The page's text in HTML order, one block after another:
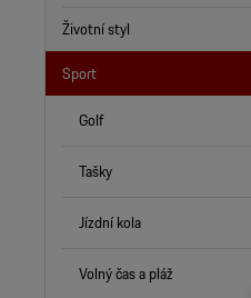
Životní styl
Sport
Golf
Tašky
Jízdní kola
Volný čas a pláž